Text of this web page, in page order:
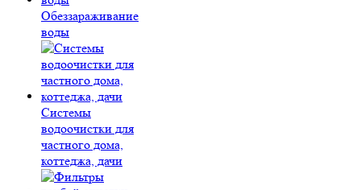
Обеззараживание
воды
Системы
водоочистки для
частного дома,
коттеджа, дачи